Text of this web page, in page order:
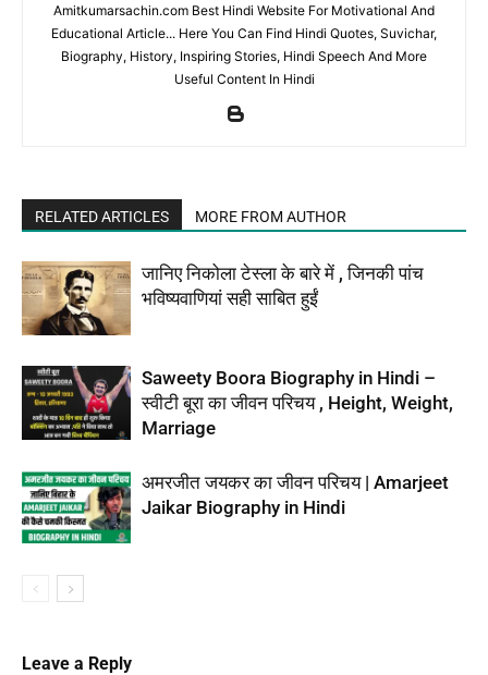
Amitkumarsachin.com Best Hindi Website For Motivational And
Educational Article... Here You Can Find Hindi Quotes, Suvichar,
Biography, History, Inspiring Stories, Hindi Speech And More
Useful Content In Hindi
RELATED ARTICLES MORE FROM AUTHOR
जानिए निकोला टेस्ला के बारे में , जिनकी पांच
भविष्यवाणियां सही साबित हुईं
Saweety Boora Biography in Hindi –
स्वीटी बूरा का जीवन परिचय , Height, Weight,
Marriage
अमरजीत जयकर का जीवन परिचय | Amarjeet
Jaikar Biography in Hindi
Leave a Reply